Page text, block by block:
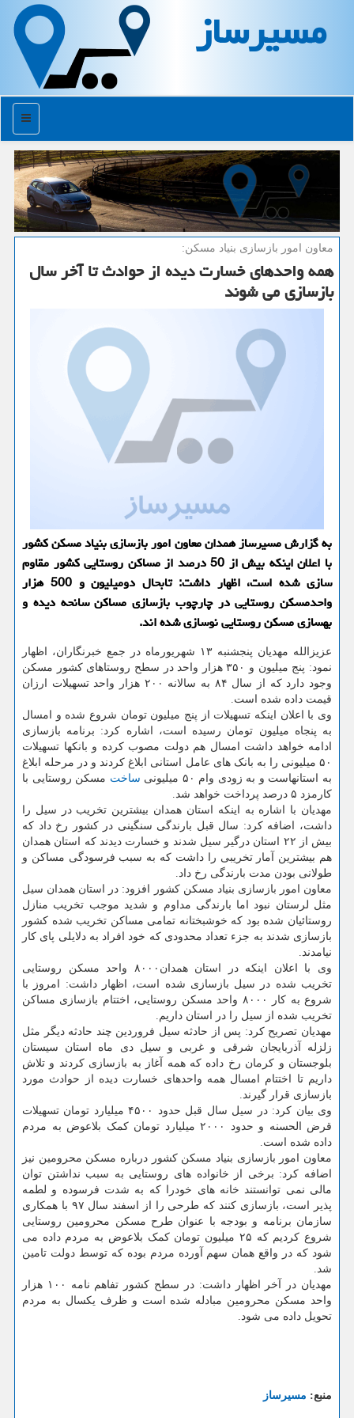
مسیرساز
منو
معاون امور بازسازی بنیاد مسكن:
همه واحدهای خسارت دیده از حوادث تا آخر سال
بازسازی می شوند
به گزارش مسیرساز همدان معاون امور بازسازی بنیاد مسكن كشور
با اعلان اینكه بیش از 50 درصد از مساكن روستایی كشور مقاوم
سازی شده است، اظهار داشت: تابحال دومیلیون و 500 هزار
واحدمسكن روستایی در چارچوب بازسازی مساكن سانحه دیده و
بهسازی مسكن روستایی نوسازی شده اند.
عزیزالله مهدیان پنجشنبه ۱۳ شهریورماه در جمع خبرنگاران، اظهار
نمود: پنج میلیون و ۳۵۰ هزار واحد در سطح روستاهای کشور مسکن
وجود دارد که از سال ۸۴ به سالانه ۲۰۰ هزار واحد تسهیلات ارزان
قیمت داده شده است.
وی با اعلان اینکه تسهیلات از پنج میلیون تومان شروع شده و امسال
به پنجاه میلیون تومان رسیده است، اشاره کرد: برنامه بازسازی
ادامه خواهد داشت امسال هم دولت مصوب کرده و بانکها تسهیلات
۵۰ میلیونی را به بانک های عامل استانی ابلاغ کردند و در مرحله ابلاغ
به استانهاست و به زودی وام ۵۰ میلیونی
ساخت مسکن روستایی با
کارمزد ۵ درصد پرداخت خواهد شد.
مهدیان با اشاره به اینکه استان همدان بیشترین تخریب در سیل را
داشت، اضافه کرد: سال قبل بارندگی سنگینی در کشور رخ داد که
بیش از ۲۲ استان درگیر سیل شدند و خسارت دیدند که استان همدان
هم بیشترین آمار تخریبی را داشت که به سبب فرسودگی مساکن و
طولانی بودن مدت بارندگی رخ داد.
معاون امور بازسازی بنیاد مسکن کشور افزود: در استان همدان سیل
مثل لرستان نبود اما بارندگی مداوم و شدید موجب تخریب منازل
روستائیان شده بود که خوشبختانه تمامی مساکن تخریب شده کشور
بازسازی شدند به جزء تعداد محدودی که خود افراد به دلایلی پای کار
نیامدند.
وی با اعلان اینکه در استان همدان۸۰۰۰ واحد مسکن روستایی
تخریب شده در سیل بازسازی شده است، اظهار داشت: امروز با
شروع به کار ۸۰۰۰ واحد مسکن روستایی، اختتام بازسازی مساکن
تخریب شده از سیل را در استان داریم.
مهدیان تصریح کرد: پس از حادثه سیل فروردین چند حادثه دیگر مثل
زلزله آذربایجان شرقی و غربی و سیل دی ماه استان سیستان
بلوجستان و کرمان رخ داده که همه آغاز به بازسازی کردند و تلاش
داریم تا اختتام امسال همه واحدهای خسارت دیده از حوادث مورد
بازسازی قرار گیرند.
وی بیان کرد: در سیل سال قبل حدود ۴۵۰۰ میلیارد تومان تسهیلات
قرض الحسنه و حدود ۲۰۰۰ میلیارد تومان کمک بلاعوض به مردم
داده شده است.
معاون امور بازسازی بنیاد مسکن کشور درباره مسکن محرومین نیز
اضافه کرد: برخی از خانواده های روستایی به سبب نداشتن توان
مالی نمی توانستند خانه های خودرا که به شدت فرسوده و لطمه
پذیر است، بازسازی کنند که طرحی را از اسفند سال ۹۷ با همکاری
سازمان برنامه و بودجه با عنوان طرح مسکن محرومین روستایی
شروع کردیم که ۲۵ میلیون تومان کمک بلاعوض به مردم داده می
شود که در واقع همان سهم آورده مردم بوده که توسط دولت تامین
شد.
مهدیان در آخر اظهار داشت: در سطح کشور تفاهم نامه ۱۰۰ هزار
واحد مسکن محرومین مبادله شده است و ظرف یکسال به مردم
تحویل داده می شود.
منبع: مسیرساز